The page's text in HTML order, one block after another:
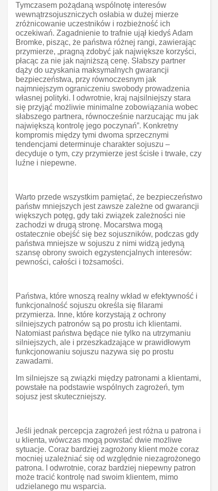
Tymczasem pożądaną wspólnotę interesów
wewnątrzsojuszniczych osłabia w dużej mierze
zróżnicowanie uczestników i rozbieżność ich
oczekiwań. Zagadnienie to trafnie ujął kiedyś Adam
Bromke, pisząc, że państwa różnej rangi, zawierając
przymierze, „pragną zdobyć jak największe korzyści,
płacąc za nie jak najniższą cenę. Słabszy partner
dąży do uzyskania maksymalnych gwarancji
bezpieczeństwa, przy równoczesnym jak
najmniejszym ograniczeniu swobody prowadzenia
własnej polityki. I odwrotnie, kraj najsilniejszy stara
się przyjąć możliwie minimalne zobowiązania wobec
słabszego partnera, równocześnie narzucając mu jak
największą kontrolę jego poczynań”. Konkretny
kompromis między tymi dwoma sprzecznymi
tendencjami determinuje charakter sojuszu –
decyduje o tym, czy przymierze jest ścisłe i trwałe, czy
luźne i niepewne.
Warto przede wszystkim pamiętać, że bezpieczeństwo
państw mniejszych jest zawsze zależne od gwarancji
większych potęg, gdy taki związek zależności nie
zachodzi w drugą stronę. Mocarstwa mogą
ostatecznie obejść się bez sojuszników, podczas gdy
państwa mniejsze w sojuszu z nimi widzą jedyną
szansę obrony swoich egzystencjalnych interesów:
pewności, całości i tożsamości.
Państwa, które wnoszą realny wkład w efektywność i
funkcjonalność sojuszu określa się filarami
przymierza. Inne, które korzystają z ochrony
silniejszych patronów są po prostu ich klientami.
Natomiast państwa będące nie tylko na utrzymaniu
silniejszych, ale i przeszkadzające w prawidłowym
funkcjonowaniu sojuszu nazywa się po prostu
zawadami.
Im silniejsze są związki między patronami a klientami,
powstałe na podstawie wspólnych zagrożeń, tym
sojusz jest skuteczniejszy.
Jeśli jednak percepcja zagrożeń jest różna u patrona i
u klienta, wówczas mogą powstać dwie możliwe
sytuacje. Coraz bardziej zagrożony klient może coraz
mocniej uzależniać się od względnie niezagrożonego
patrona. I odwrotnie, coraz bardziej niepewny patron
może tracić kontrolę nad swoim klientem, mimo
udzielanego mu wsparcia.